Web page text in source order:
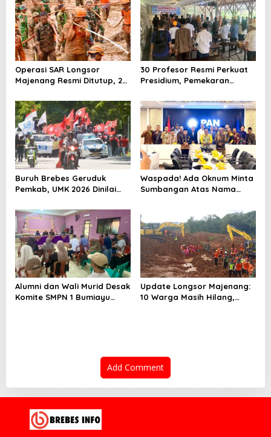
Provinsi
Operasi SAR Longsor
Majenang Resmi Ditutup, 2
hingga Hari ke-10
30 Profesor Resmi Perkuat
Presidium, Pemekaran
Terbendung
Buruh Brebes Geruduk
Pemkab, UMK 2026 Dinilai
Waspada! Ada Oknum Minta
Sumbangan Atas Nama
Alumni dan Wali Murid Desak
Komite SMPN 1 Bumiayu
Update Longsor Majenang:
10 Warga Masih Hilang,
Add Comment